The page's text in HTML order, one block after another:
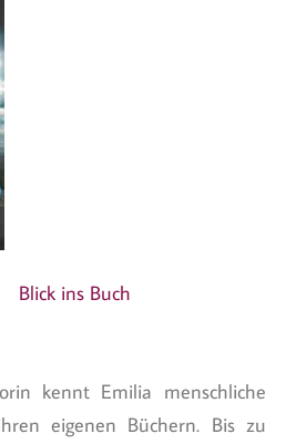
Blick ins Buch
kennt Emilia menschliche
eigenen Büchern. Bis zu